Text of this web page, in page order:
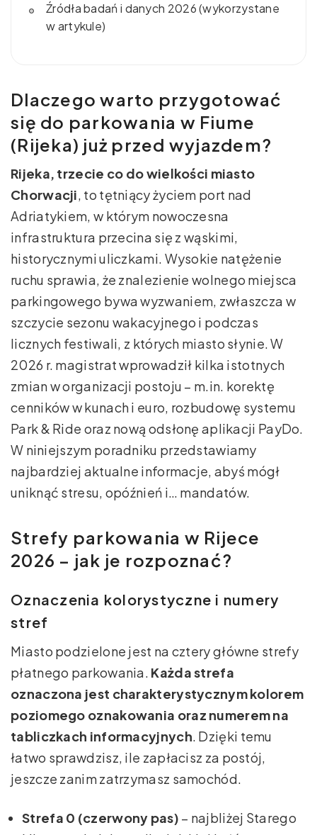
Źródła badań i danych 2026 (wykorzystane
w artykule)
Dlaczego warto przygotować
się do parkowania w Fiume
(Rijeka) już przed wyjazdem?
Rijeka, trzecie co do wielkości miasto
Chorwacji, to tętniący życiem port nad
Adriatykiem, w którym nowoczesna
infrastruktura przecina się z wąskimi,
historycznymi uliczkami. Wysokie natężenie
ruchu sprawia, że znalezienie wolnego miejsca
parkingowego bywa wyzwaniem, zwłaszcza w
szczycie sezonu wakacyjnego i podczas
licznych festiwali, z których miasto słynie. W
2026 r. magistrat wprowadził kilka istotnych
zmian w organizacji postoju – m.in. korektę
cenników w kunach i euro, rozbudowę systemu
Park & Ride oraz nową odsłonę aplikacji PayDo.
W niniejszym poradniku przedstawiamy
najbardziej aktualne informacje, abyś mógł
uniknąć stresu, opóźnień i… mandatów.
Strefy parkowania w Rijece
2026 – jak je rozpoznać?
Oznaczenia kolorystyczne i numery
stref
Miasto podzielone jest na cztery główne strefy
płatnego parkowania. Każda strefa
oznaczona jest charakterystycznym kolorem
poziomego oznakowania oraz numerem na
tabliczkach informacyjnych. Dzięki temu
łatwo sprawdzisz, ile zapłacisz za postój,
jeszcze zanim zatrzymasz samochód.
Strefa 0 (czerwony pas) – najbliżej Starego